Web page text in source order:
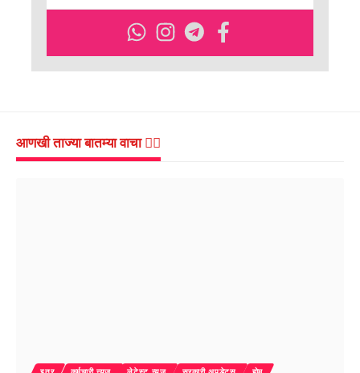
आणखी ताज्या बातम्या वाचा 👇🏻